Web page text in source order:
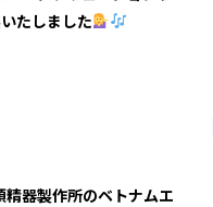
たしました
精器製作所のベトナムエ